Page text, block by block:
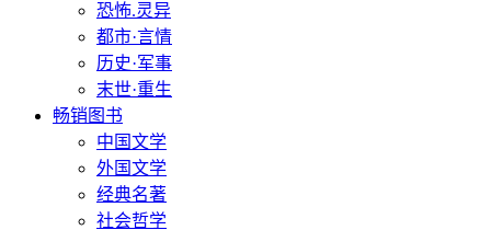
恐怖.灵异
都市·言情
历史·军事
末世·重生
畅销图书
中国文学
外国文学
经典名著
社会哲学